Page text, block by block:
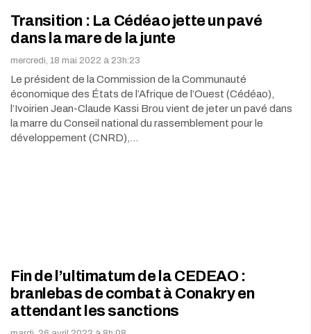
Transition : La Cédéao jette un pavé
dans la mare de la junte
mercredi, 18 mai 2022 à 23h:23
Le président de la Commission de la Communauté
économique des États de l’Afrique de l’Ouest (Cédéao),
l’Ivoirien Jean-Claude Kassi Brou vient de jeter un pavé dans
la marre du Conseil national du rassemblement pour le
développement (CNRD),…
Fin de l’ultimatum de la CEDEAO :
branlebas de combat à Conakry en
attendant les sanctions